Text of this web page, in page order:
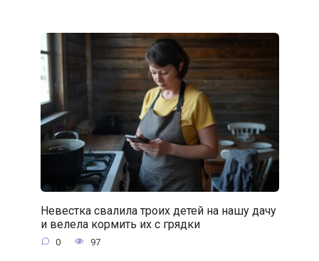
Невестка свалила троих детей на нашу дачу
и велела кормить их с грядки
0 97